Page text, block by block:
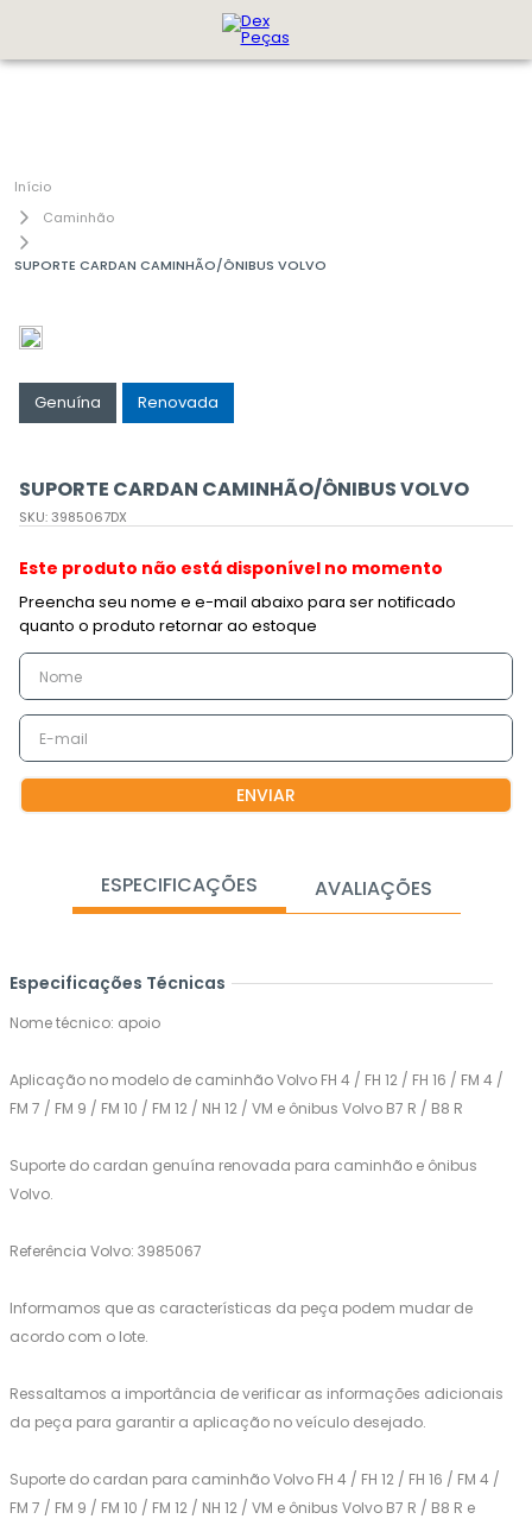
Caminhão
SUPORTE CARDAN CAMINHÃO/ÔNIBUS VOLVO
Genuína Renovada
SUPORTE CARDAN CAMINHÃO/ÔNIBUS VOLVO
SKU: 3985067DX
Este produto não está disponível no momento
ENVIAR
ESPECIFICAÇÕES AVALIAÇÕES
Especificações Técnicas
Nome técnico: apoio
Aplicação no modelo de caminhão Volvo FH 4 / FH 12 / FH 16 / FM 4 /
FM 7 / FM 9 / FM 10 / FM 12 / NH 12 / VM e ônibus Volvo B7 R / B8 R
Suporte do cardan genuína renovada para caminhão e ônibus
Volvo.
Referência Volvo: 3985067
Informamos que as características da peça podem mudar de
acordo com o lote.
Ressaltamos a importância de verificar as informações adicionais
da peça para garantir a aplicação no veículo desejado.
Suporte do cardan para caminhão Volvo FH 4 / FH 12 / FH 16 / FM 4 /
FM 7 / FM 9 / FM 10 / FM 12 / NH 12 / VM e ônibus Volvo B7 R / B8 R e